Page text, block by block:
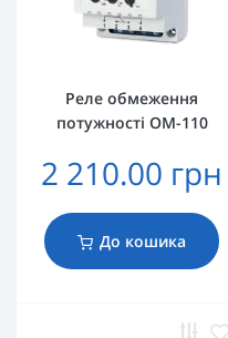
Реле обмеження
потужності ОМ-110
2 210.00 грн
До кошика